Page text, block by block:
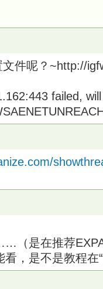
件呢？~http://
failed,
（是在推荐
，是不是教程在